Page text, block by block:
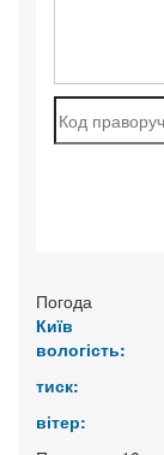
Погода
Київ
вологість:
тиск:
вітер: